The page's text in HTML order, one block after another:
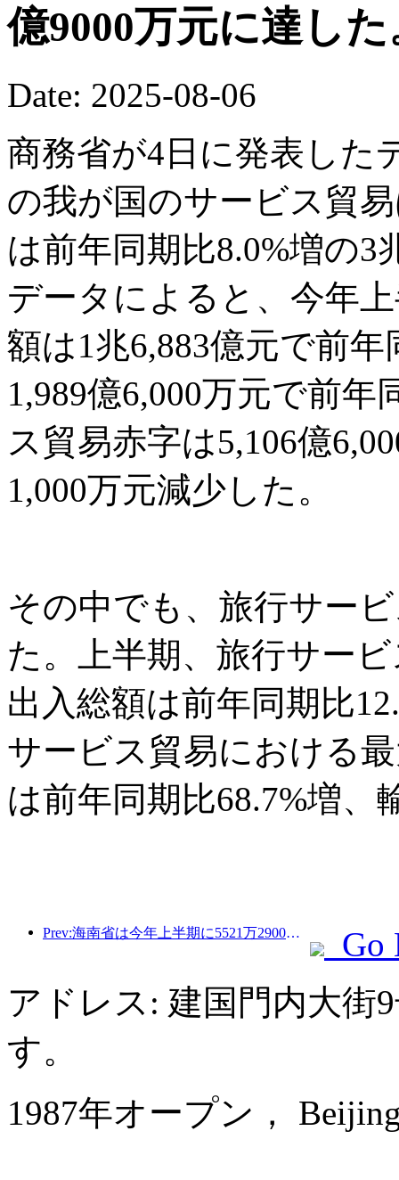
億9000万元に達した
Date: 2025-08-06
商務省が4日に発表した
の我が国のサービス貿
は前年同期比8.0%増の3
データによると、今年
額は1兆6,883億元で前
1,989億6,000万元で前
ス貿易赤字は5,106億
1,000万元減少した。
その中でも、旅行サー
た。上半期、旅行サー
出入総額は前年同期比
サービス貿易における
は前年同期比68.7%増、
Prev:海南省は今年上半期に5521万2900人の観光客を受け入れた
Go
アドレス: 建国門内大街
す。
1987年オープン，